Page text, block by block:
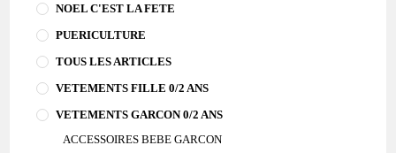
NOEL C'EST LA FETE
PUERICULTURE
TOUS LES ARTICLES
VETEMENTS FILLE 0/2 ANS
VETEMENTS GARCON 0/2 ANS
ACCESSOIRES BEBE GARCON